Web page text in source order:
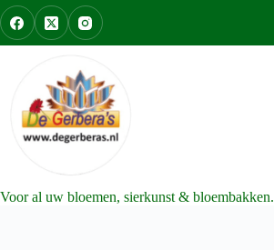
Ga
naar
de
Voor al uw bloemen, sierkunst & bloembakken.